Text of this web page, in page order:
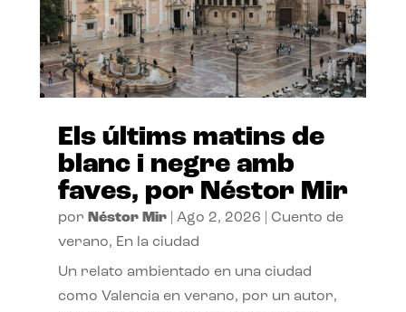
Els últims matins de
blanc i negre amb
faves, por Néstor Mir
por Néstor Mir| Ago 2, 2026
Cuento de
verano, En la ciudad
Un relato ambientado en una ciudad
como Valencia en verano, por un autor,